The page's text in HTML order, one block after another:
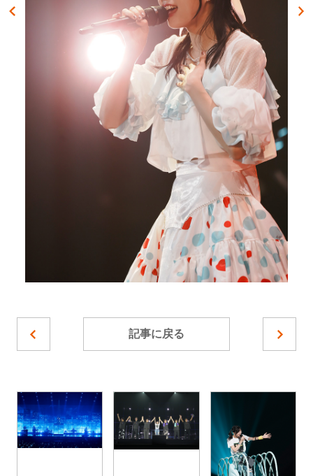
記事に戻る